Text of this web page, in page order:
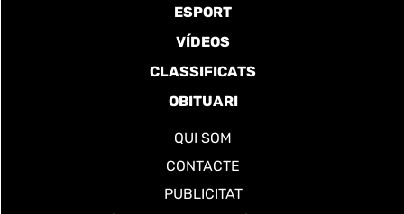
ESPORT
VÍDEOS
CLASSIFICATS
OBITUARI
QUI SOM
CONTACTE
PUBLICITAT